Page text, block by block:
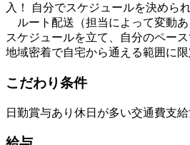
入！ 自分でスケジュールを決め
ルート配送（担当によって変動
スケジュールを立て、自分のペー
地域密着で自宅から通える範囲に
こだわり条件
日勤賞与あり 休日が多い交通費支給